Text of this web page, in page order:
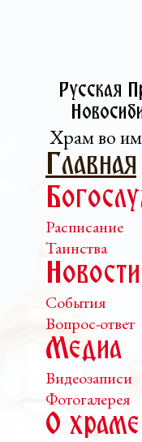
Русская
Храм во
Главная
Расписание
Таинства
События
Вопрос-ответ
Медиа
Видеозаписи
Фотогалерея
О храме